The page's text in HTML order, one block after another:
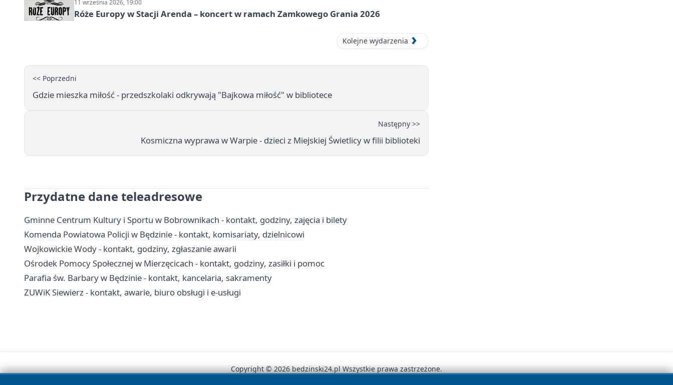
11 września 2026, 19:00
Róże Europy w Stacji Arenda – koncert w ramach Zamkowego Grania 2026
Kolejne wydarzenia
<< Poprzedni
Gdzie mieszka miłość - przedszkolaki odkrywają "Bajkowa miłość" w bibliotece
Następny >>
Kosmiczna wyprawa w Warpie - dzieci z Miejskiej Świetlicy w filii biblioteki
Przydatne dane teleadresowe
Gminne Centrum Kultury i Sportu w Bobrownikach - kontakt, godziny, zajęcia i bilety
Komenda Powiatowa Policji w Będzinie - kontakt, komisariaty, dzielnicowi
Wojkowickie Wody - kontakt, godziny, zgłaszanie awarii
Ośrodek Pomocy Społecznej w Mierzęcicach - kontakt, godziny, zasiłki i pomoc
Parafia św. Barbary w Będzinie - kontakt, kancelaria, sakramenty
ZUWiK Siewierz - kontakt, awarie, biuro obsługi i e-usługi
Copyright © 2026 bedzinski24.pl Wszystkie prawa zastrzeżone.